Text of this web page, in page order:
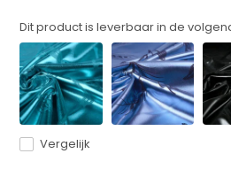
Dit product is leverbaar in de
Vergelijk